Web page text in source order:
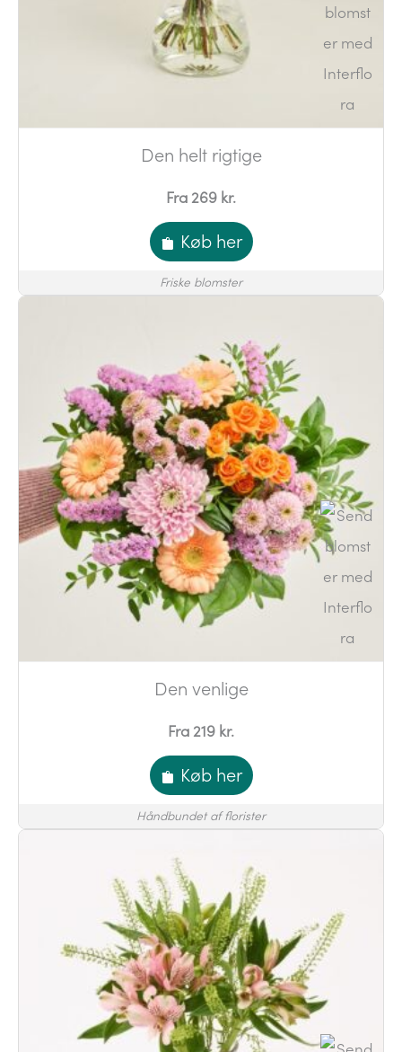
Den helt rigtige
Fra 269 kr.
Køb her
Friske blomster
Den venlige
Fra 219 kr.
Køb her
Håndbundet af florister